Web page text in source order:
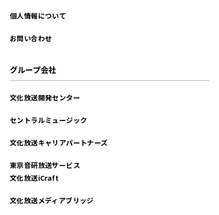
個人情報について
お問い合わせ
グループ会社
文化放送開発センター
セントラルミュージック
文化放送キャリアパートナーズ
東京音研放送サービス
文化放送iCraft
文化放送メディアブリッジ